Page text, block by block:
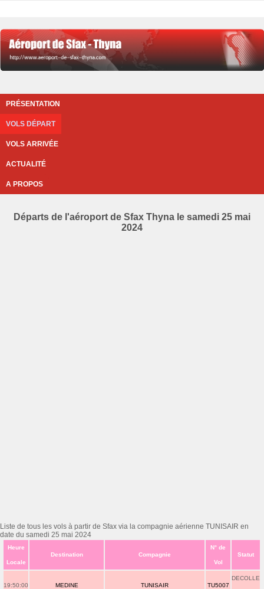
PRÉSENTATION
VOLS DÉPART
VOLS ARRIVÉE
ACTUALITÉ
A PROPOS
Départs de l'aéroport de Sfax Thyna le samedi 25 mai
2024
Liste de tous les vols à partir de Sfax via la compagnie aérienne TUNISAIR en
date du samedi 25 mai 2024
Heure
Locale
Destination Compagnie
N° de
Vol
Statut
19:50:00 MEDINE TUNISAIR TU5007
DECOLLE